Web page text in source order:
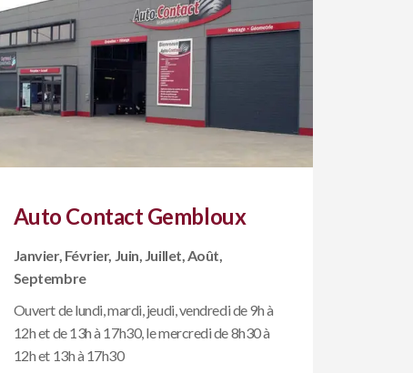
Auto Contact Gembloux
Janvier, Février, Juin, Juillet, Août,
Septembre
Ouvert de lundi, mardi, jeudi, vendredi de 9h à
12h et de 13h à 17h30, le mercredi de 8h30 à
12h et 13h à 17h30